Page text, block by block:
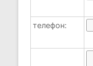
телефон: